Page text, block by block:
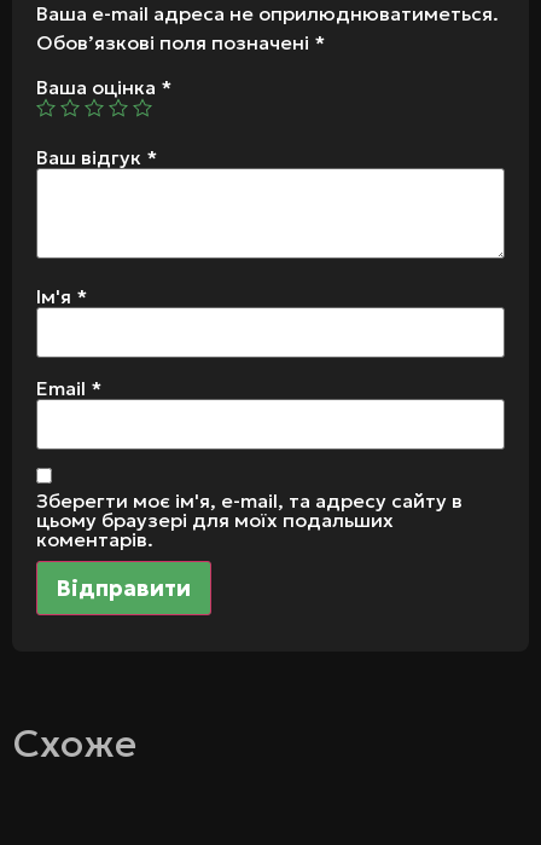
Ваша e-mail адреса не оприлюднюватиметься.
Обов’язкові поля позначені *
Ваша оцінка *
Ваш відгук *
Ім'я *
Email *
Зберегти моє ім'я, e-mail, та адресу сайту в
цьому браузері для моїх подальших
коментарів.
Схоже